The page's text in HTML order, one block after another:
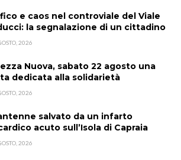
e caos nel controviale del Viale
la segnalazione di un cittadino
2026
Nuova, sabato 22 agosto una
dedicata alla solidarietà
2026
salvato da un infarto
acuto sull’Isola di Capraia
2026